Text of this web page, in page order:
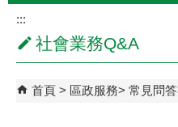
:::
社會業務Q&A
首頁 區政服務 常見問答